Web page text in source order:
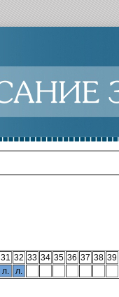
31 32 33 34 35 36 37 38 39
л. л.